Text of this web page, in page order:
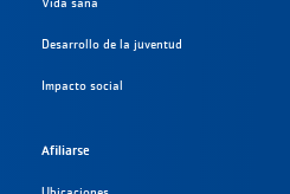
Desarrollo de la juventud
Impacto social
Afiliarse